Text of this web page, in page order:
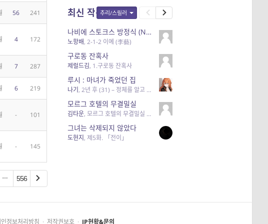
56 241
4 172
7 287
6 219
- 101
- 145
556
최신 작품추리/스릴러
나비에 스토크스 방정식 (Navier-Stokes equation)
노항배, 2-1-2 이예 (李藝)
구로동 잔혹사
제럴드김, 1.구로동 잔혹사
루시 : 마녀가 죽었던 집
나기 , 2년 후 (31) – 정체를 알고 쫓았다면 괴담 취급을 못 받는 세상이니까요.
모르그 호텔의 무결밀실
김타운, 모르그 호텔의 무결밀실 #프롤로그
그녀는 삭제되지 않았다
도현지 , 제5화. 「전이」
인정보처리방침 · 저작권보호 · IP현황&문의